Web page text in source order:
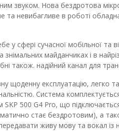
звуком. Нова бездротова
та невибагливе в роботі
сфері сучасної мобільної та
майданчиках і в
також. надійний канал для
щоденну експлуатацію, легко
Система
SKP 500 G4 Pro, що
стає бездротовим), а
живу мову та вокал із